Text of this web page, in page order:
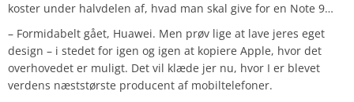
koster under halvdelen af, hvad man skal give for en Note 9…
– Formidabelt gået, Huawei. Men prøv lige at lave jeres eget
design – i stedet for igen og igen at kopiere Apple, hvor det
overhovedet er muligt. Det vil klæde jer nu, hvor I er blevet
verdens næststørste producent af mobiltelefoner.